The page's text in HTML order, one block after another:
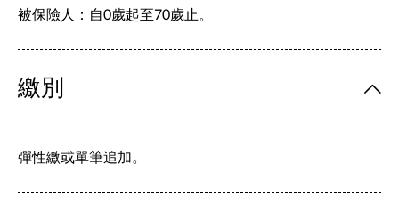
被保險人：自0歲起至70歲止。
繳別
彈性繳或單筆追加。